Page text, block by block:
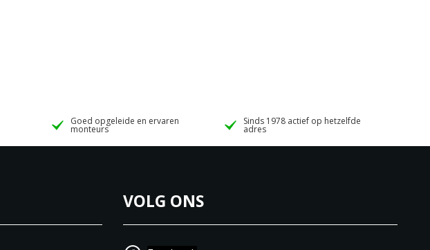
Goed opgeleide en ervaren
monteurs
Sinds 1978 actief op hetzelfde
adres
VOLG ONS